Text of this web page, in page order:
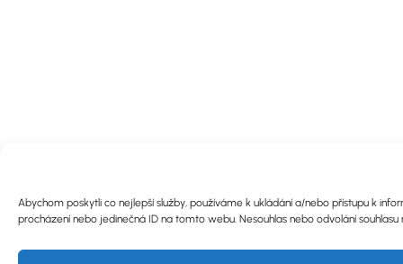
Abychom poskytli co nejlepší služby, používáme k ukládání a/nebo přístupu k
procházení nebo jedinečná ID na tomto webu. Nesouhlas nebo odvolání